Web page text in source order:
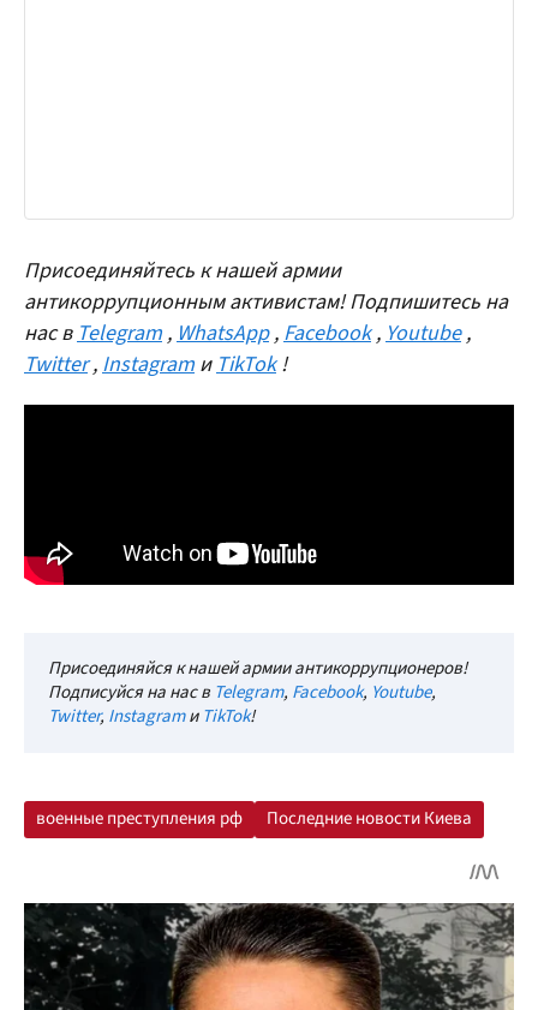
Присоединяйтесь к нашей армии
антикоррупционным активистам! Подпишитесь на
нас вTelegram ,WhatsApp ,Facebook ,Youtube ,
Twitter ,Instagram иTikTok !
Присоединяйся к нашей армии антикоррупционеров!
Подписуйся на нас в Telegram, Facebook, Youtube,
Twitter, InstagramиTikTok!
военные преступления рф Последние новости Киева